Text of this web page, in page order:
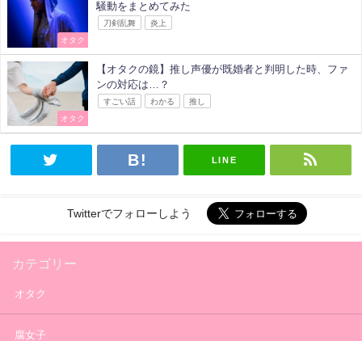
オタク
騒動をまとめてみた
刀剣乱舞 炎上
オタク
【オタクの鏡】推し声優が既婚者と判明した時、ファ
ンの対応は…？
すごい話 わかる 推し
LINE
Twitterでフォローしよう
カテゴリー
オタク
腐女子